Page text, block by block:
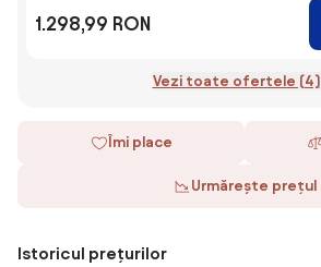
1.298,99 RON
Vezi toate ofertele (4)
Îmi place
Urmărește prețul
Istoricul prețurilor